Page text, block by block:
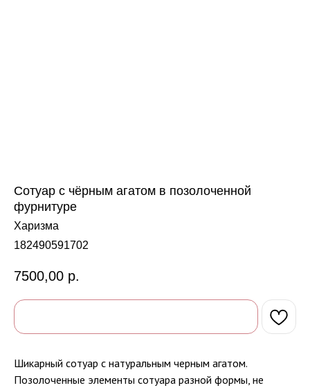
Сотуар с чёрным агатом в позолоченной
фурнитуре
Харизма
182490591702
7500,00 р.
Шикарный сотуар с натуральным черным агатом.
Позолоченные элементы сотуара разной формы, не